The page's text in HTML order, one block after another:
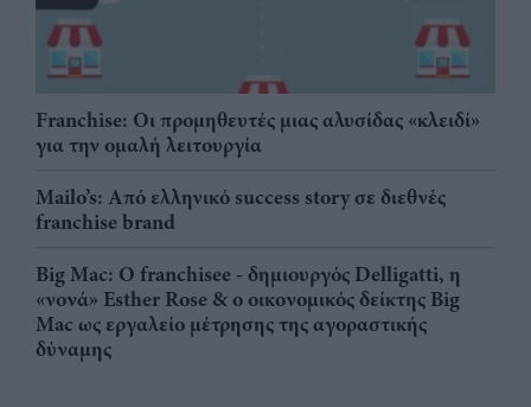
Franchise: Οι προμηθευτές μιας αλυσίδας «κλειδί»
για την ομαλή λειτουργία
Mailo’s: Από ελληνικό success story σε διεθνές
franchise brand
Big Mac: Ο franchisee - δημιουργός Delligatti, η
«νονά» Esther Rose & ο οικονομικός δείκτης Big
Mac ως εργαλείο μέτρησης της αγοραστικής
δύναμης